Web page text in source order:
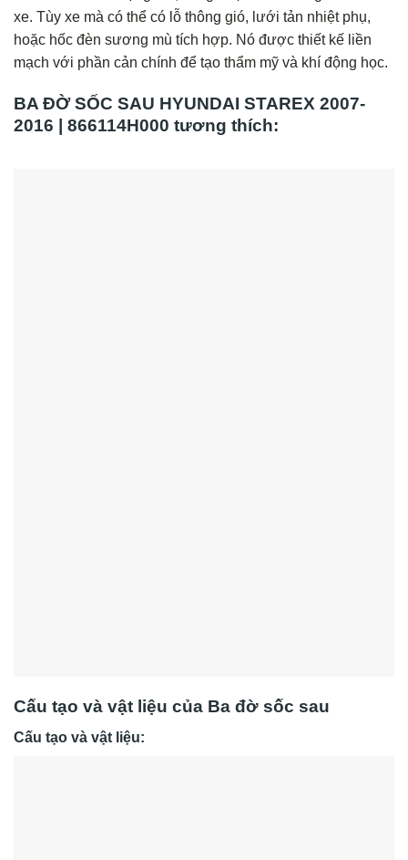
xe. Tùy xe mà có thể có lỗ thông gió, lưới tản nhiệt phụ,
hoặc hốc đèn sương mù tích hợp. Nó được thiết kế liền
mạch với phần cản chính để tạo thẩm mỹ và khí động học.
BA ĐỜ SỐC SAU HYUNDAI STAREX 2007-
2016 | 866114H000 tương thích:
Cấu tạo và vật liệu của Ba đờ sốc sau
Cấu tạo và vật liệu: